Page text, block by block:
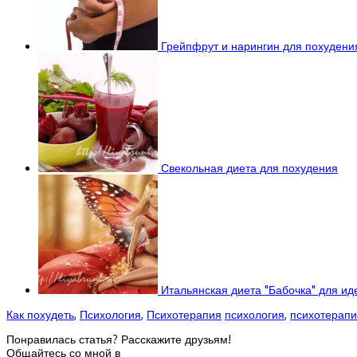
Грейпфрут и нарингин для
Свекольная диета для похудения
Итальянская диета "Бабочка" для
Как похудеть, Психология, Психотерапия психология,
Понравилась статья? Расскажите друзьям!
Общайтесь со мной в